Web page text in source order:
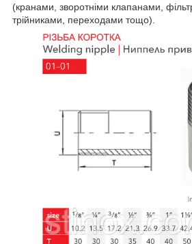
(кранами, зворотніми клапанами,
трійниками, переходами тощо).